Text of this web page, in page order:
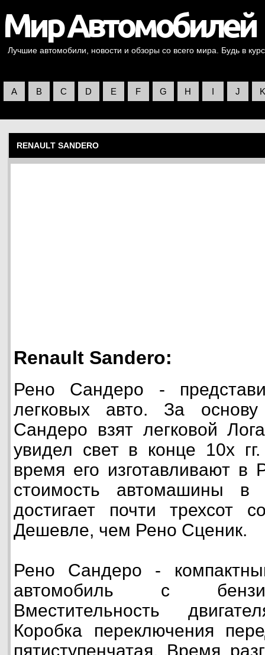
Лучшие автомобили, новости и обзоры со всего мира. Будь в
A B C D E F G H I J K
RENAULT SANDERO
Renault Sandero:
Рено Сандеро -
легковых авто. За
Сандеро взят легковой
увидел свет в конце 10х
время его изготавливают в
стоимость автомашины в
достигает почти трехсот
Дешевле, чем Рено Сценик.
Рено Сандеро -
автомобиль с
Вместительность
Коробка переключения
пятиступенчатая. Время